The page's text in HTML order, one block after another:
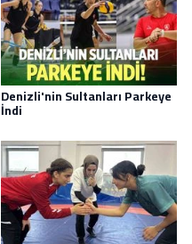
Denizli'nin Sultanları Parkeye
İndi